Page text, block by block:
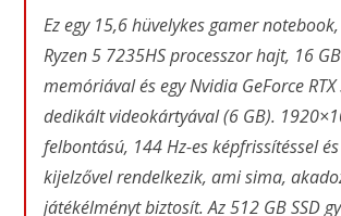
Ez egy 15,6 hüvelykes gamer
Ryzen 5 7235HS processzor hajt, 16
memóriával és egy Nvidia GeForce
dedikált videokártyával (6 GB).
felbontású, 144 Hz-es képfrissítéssel
kijelzővel rendelkezik, ami sima,
játékélményt biztosít. Az 512 GB SSD